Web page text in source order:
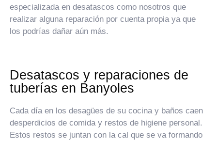
especializada en desatascos como nosotros que
realizar alguna reparación por cuenta propia ya que
los podrías dañar aún más.
Desatascos y reparaciones de
tuberías en Banyoles
Cada día en los desagües de su cocina y baños caen
desperdicios de comida y restos de higiene personal.
Estos restos se juntan con la cal que se va formando